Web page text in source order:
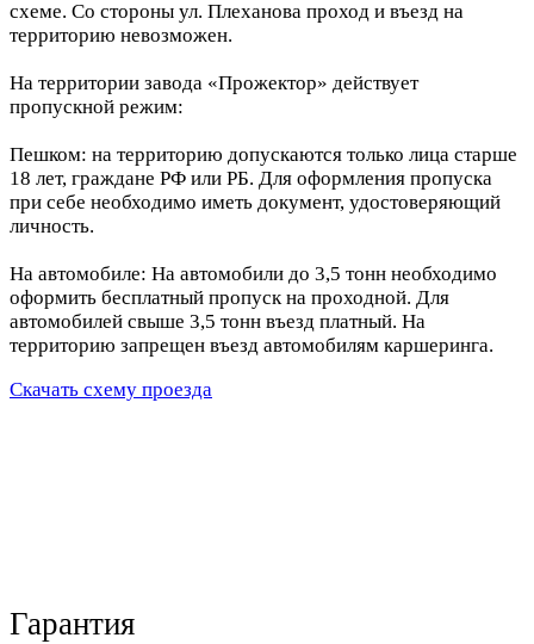
схеме. Со стороны ул. Плеханова проход и въезд на
территорию невозможен.
На территории завода «Прожектор» действует
пропускной режим:
Пешком: на территорию допускаются только лица старше
18 лет, граждане РФ или РБ. Для оформления пропуска
при себе необходимо иметь документ, удостоверяющий
личность.
На автомобиле: На автомобили до 3,5 тонн необходимо
оформить бесплатный пропуск на проходной. Для
автомобилей свыше 3,5 тонн въезд платный. На
территорию запрещен въезд автомобилям каршеринга.
Скачать схему проезда
Гарантия